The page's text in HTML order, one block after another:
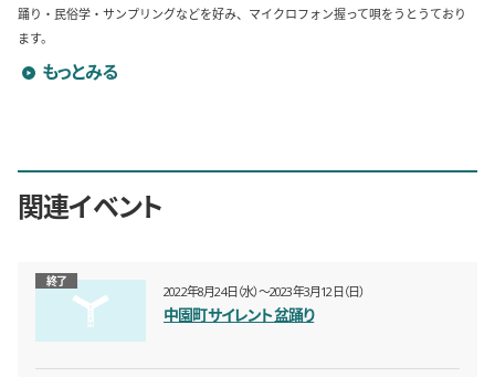
踊り・民俗学・サンプリングなどを好み、マイクロフォン握って唄をうとうており
ます。
おRYO!のプロフィールを詳しく見る
もっとみる
関連イベント
2022年8月24日（水）〜2023年3月12日（日）
終了
中園町サイレント盆踊り